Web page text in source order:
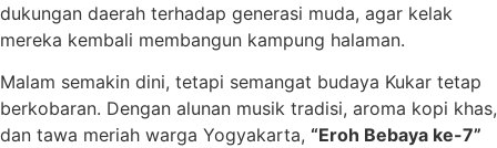
dukungan daerah terhadap generasi muda, agar kelak
mereka kembali membangun kampung halaman.
Malam semakin dini, tetapi semangat budaya Kukar tetap
berkobaran. Dengan alunan musik tradisi, aroma kopi khas,
dan tawa meriah warga Yogyakarta, “Eroh Bebaya ke-7”